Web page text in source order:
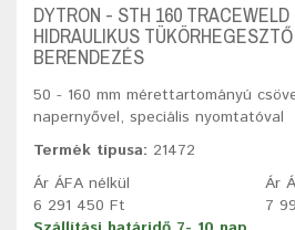
DYTRON - STH 160 TRACEWELD
HIDRAULIKUS TÜKÖRHEGESZTŐ
BERENDEZÉS
50 - 160 mm mérettartományú
napernyővel, speciális nyomtatóval
Termék típusa: 21472
Ár ÁFA nélkül
6 291 450 Ft
Ár
7